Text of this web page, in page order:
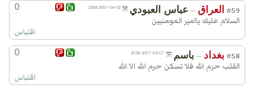
0 #59 العراق — عباس العبودي 2017-04-02 23:54
السلام عليك ياامير المومنيين
اقتباس
0 #58 بغداد — باسم 2017-03-07 20:56
القلب حرم الله فلا تسكن حرم الله الا الله
اقتباس